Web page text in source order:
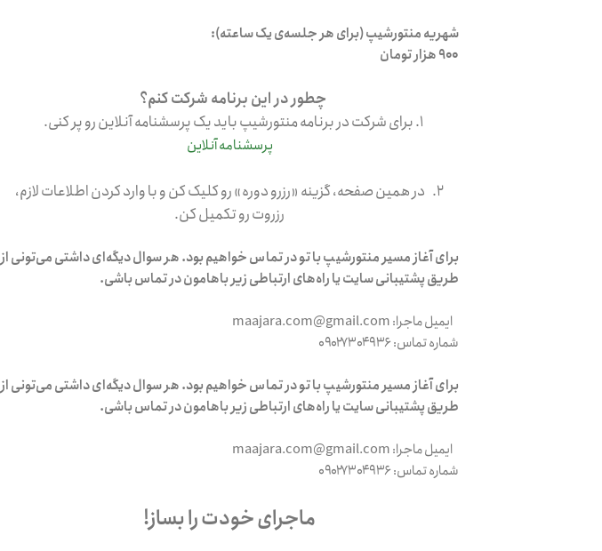
شهریه‌ منتورشیپ (برای هر جلسه‌ی یک ساعته):
۹۰۰ هزار تومان
چطور در این برنامه شرکت کنم؟
۱. برای شرکت در برنامه منتورشیپ باید یک پرسشنامه‌ آنلاین رو پر کنی.
پرسشنامه آنلاین
۲. در همین صفحه، گزینه «رزرو دوره» رو کلیک کن و با وارد کردن اطلاعات لازم،
رزروت رو تکمیل کن.
برای آغاز مسیر منتورشیپ با تو در تماس خواهیم بود. هر سوال دیگه‌ای داشتی می‌تونی از
طریق پشتیبانی سایت یا راه‌های ارتباطی زیر باهامون در تماس باشی.
ایمیل ماجرا: maajara.com@gmail.com
شماره تماس: ۰۹۰۲۷۳۰۴۹۳۶
برای آغاز مسیر منتورشیپ با تو در تماس خواهیم بود. هر سوال دیگه‌ای داشتی می‌تونی از
طریق پشتیبانی سایت یا راه‌های ارتباطی زیر باهامون در تماس باشی.
ایمیل ماجرا: maajara.com@gmail.com
شماره تماس: ۰۹۰۲۷۳۰۴۹۳۶
ماجرای خودت را بساز!